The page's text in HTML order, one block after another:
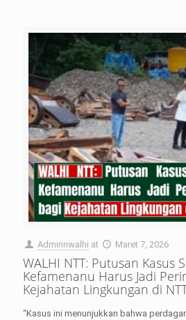
Adminnwalhi at Maret 7, 2026
WALHI NTT: Putusan Kasus
Kefamenanu Harus Jadi
Kejahatan Lingkungan di
“Kasus ini menunjukkan bahwa